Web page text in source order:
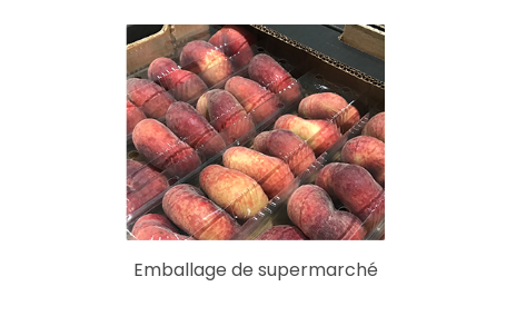
Emballage de supermarché